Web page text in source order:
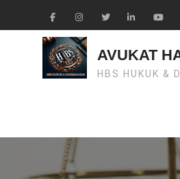
FacebookInstagramTwiter LinkedinYoutube
AVUKAT
HBS HUKUK &